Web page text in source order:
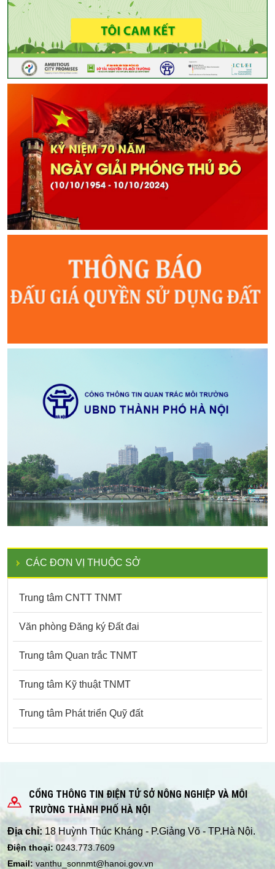
CÁC ĐƠN VỊ THUỘC SỞ
Trung tâm CNTT TNMT
Văn phòng Đăng ký Đất đai
Trung tâm Quan trắc TNMT
Trung tâm Kỹ thuật TNMT
Trung tâm Phát triển Quỹ đất
CỔNG THÔNG TIN ĐIỆN TỬ SỞ NÔNG NGHIỆP VÀ MÔI
TRƯỜNG THÀNH PHỐ HÀ NỘI
Địa chỉ: 18 Huỳnh Thúc Kháng - P.Giảng Võ - TP.Hà Nội.
Điện thoại: 0243.773.7609
Email: vanthu_sonnmt@hanoi.gov.vn